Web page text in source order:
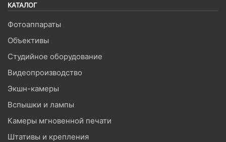
КАТАЛОГ
Фотоаппараты
Объективы
Студийное оборудование
Видеопроизводство
Экшн-камеры
Вспышки и лампы
Камеры мгновенной печати
Штативы и крепления